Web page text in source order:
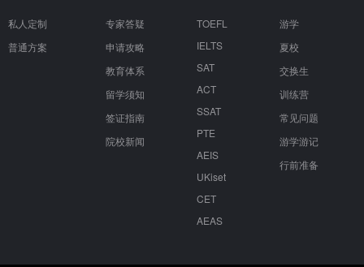
私人定制
普通方案
专家答疑
申请攻略
教育体系
留学须知
签证指南
院校新闻
TOEFL
IELTS
SAT
ACT
SSAT
PTE
AEIS
UKiset
CET
AEAS
游学
夏校
交换生
训练营
常见问题
游学游记
行前准备